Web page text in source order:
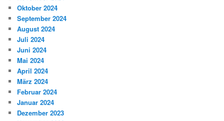
Oktober 2024
September 2024
August 2024
Juli 2024
Juni 2024
Mai 2024
April 2024
März 2024
Februar 2024
Januar 2024
Dezember 2023